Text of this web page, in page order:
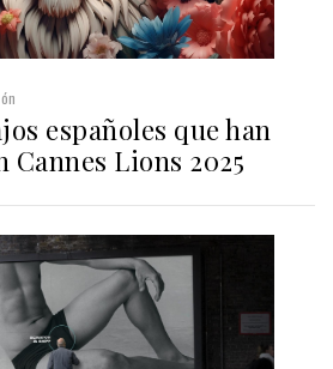
españoles que han
Lions 2025